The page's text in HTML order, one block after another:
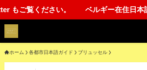
ください。 ベルギー在住日本語ガイ
ホーム 各都市日本語ガイド ブリュッセル